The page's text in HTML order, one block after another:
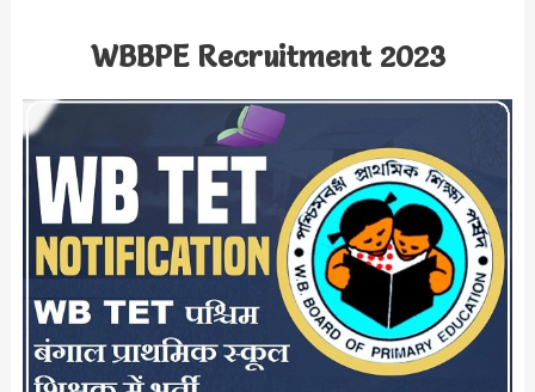
WBBPE Recruitment 2023